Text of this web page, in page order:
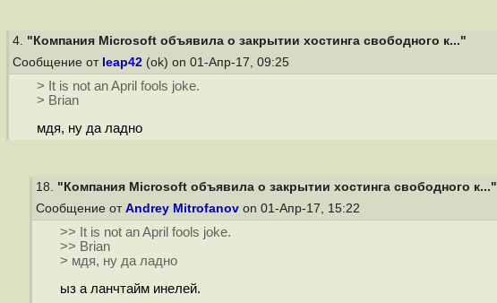
4. "Компания Microsoft объявила о закрытии хостинга свободного к..."
Сообщение от leap42 (ok) on 01-Апр-17, 09:25
> It is not an April fools joke.
> Brian
мдя, ну да ладно
18. "Компания Microsoft объявила о закрытии хостинга свободного к..."
Сообщение от Andrey Mitrofanov on 01-Апр-17, 15:22
>> It is not an April fools joke.
>> Brian
> мдя, ну да ладно
ыз а ланчтайм инелей.